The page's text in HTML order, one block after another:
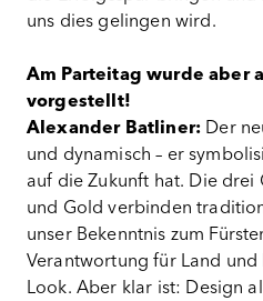
uns dies gelingen wird.
Am Parteitag wurde aber
vorgestellt!
Alexander Batliner: Der
und dynamisch – er
auf die Zukunft hat. Die drei
und Gold verbinden
unser Bekenntnis zum
Verantwortung für Land
Look. Aber klar ist: Design